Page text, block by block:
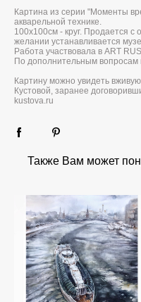
Картина из серии "Моменты
акварельной технике.
100х100см - круг. Продается
желании устанавливается
Работа участвовала в ART
По дополнительным вопросам
Картину можно увидеть
Кустовой, заранее
kustova.ru
Также Вам может